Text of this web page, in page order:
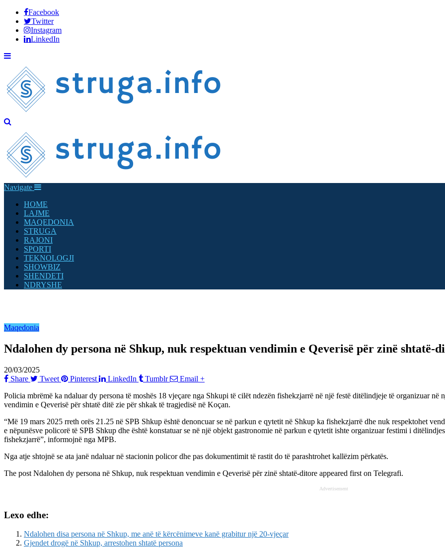
Facebook
Twitter
Instagram
LinkedIn
Navigate
HOME
LAJME
MAQEDONIA
STRUGA
RAJONI
SPORTI
TEKNOLOGJI
SHOWBIZ
SHENDETI
NDRYSHE
Maqedonia
Ndalohen dy persona në Shkup, nuk respektuan vendimin e Qeverisë për zinë shtatë-
20/03/2025
Share
Tweet Pinterest LinkedIn Tumblr Email +
Policia mbrëmë ka ndaluar dy persona të moshës 18 vjeçare nga Shkupi të cilët ndezën fishekzjarrë në një festë ditëlindjeje të organizuar
vendimin e Qeverisë për shtatë ditë zie për shkak të tragjedisë në Koçan.
“Më 19 mars 2025 rreth orës 21.25 në SPB Shkup është denoncuar se në parkun e qytetit në Shkup ka fishekzjarrë dhe nuk respektohet
e nëpunësve policorë të SPB Shkup dhe është konstatuar se në një objekt gastronomie në parkun e qytetit ishte organizuar festimi i
fishekzjarrë”, informojnë nga MPB.
Nga atje shtojnë se ata janë ndaluar në stacionin policor dhe pas dokumentimit të rastit do të parashtrohet kallëzim përkatës.
The post Ndalohen dy persona në Shkup, nuk respektuan vendimin e Qeverisë për zinë shtatë-ditore appeared first on Telegrafi.
Advertisement
Lexo edhe:
Ndalohen disa persona në Shkup, me anë të kërcënimeve kanë grabitur një 20-vjeçar
Gjendet drogë në Shkup, arrestohen shtatë persona